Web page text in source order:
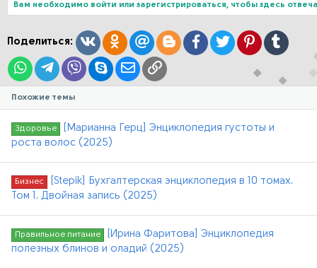
Вам необходимо войти или зарегистрироваться, чтобы здесь
Поделиться: ВконтактеОдноклассники
Mail.ruBloggerFacebook
TwitterPinterestTumblr
WhatsAppTelegram
ViberSkypeЭлектронная почта
Ссылка
Похожие темы
Здоровье
[Марианна Герц] Энциклопедия густоты и
роста волос (2025)
Бизнес
[Stepik] Бухгалтерская энциклопедия в 10 томах.
Том 1. Двойная запись (2025)
Правильное питание
[Ирина Фаритова] Энциклопедия
полезных блинов и оладий (2025)